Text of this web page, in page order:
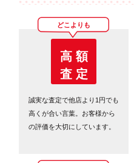
どこよりも
高 額
査 定
誠実な査定で他店より1円でも
高くが合い言葉。お客様から
の評価を大切にしています。